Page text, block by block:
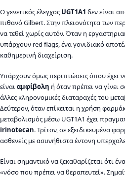
Ο γενετικός έλεγχος UGT1A1 δεν είναι
πιθανό Gilbert. Στην πλειονότητα των
να τεθεί χωρίς αυτόν. Όταν η
υπάρχουν red flags, ένα γονιδιακό
καθημερινή διαχείριση.
Υπάρχουν όμως περιπτώσεις όπου έχει
είναιαμφίβολη ή όταν πρέπει να
άλλες κληρονομικές διαταραχές του
Δεύτερον, όταν επίκειται η χρήση
μεταβολισμός μέσω UGT1A1 έχει
irinotecan. Τρίτον, σε εξειδικευμένα
ασθενείς με ασυνήθιστα έντονη
Είναι σημαντικό να ξεκαθαρίζεται ότι
«νόσο που πρέπει να θεραπευτεί».